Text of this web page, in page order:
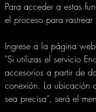
Para acceder a estas
el proceso para rastrear
Ingrese a la página
"Si utilizas el servicio
accesorios a partir de
conexión. La ubicación
sea precisa“, será el